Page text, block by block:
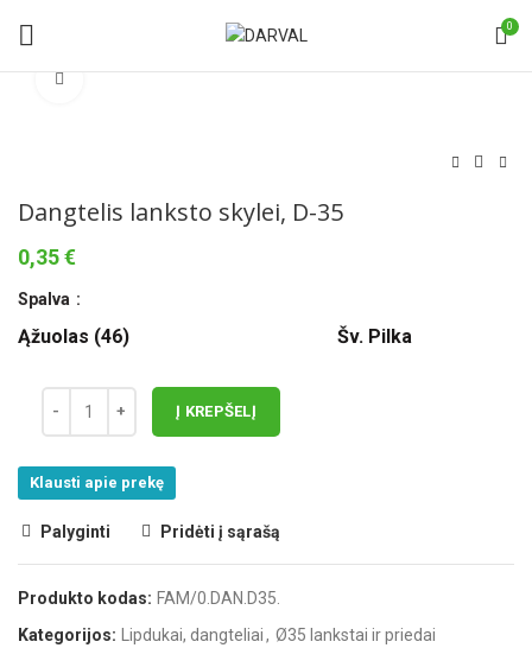
0
Dangtelis lanksto skylei, D-35
0,35€
Spalva
Ąžuolas (46) Šv. Pilka
Į KREPŠELĮ
Klausti apie prekę
Palyginti Pridėti į sąrašą
Produkto kodas: FAM/0.DAN.D35.
Kategorijos:
Lipdukai, dangteliai, Ø35 lankstai ir priedai